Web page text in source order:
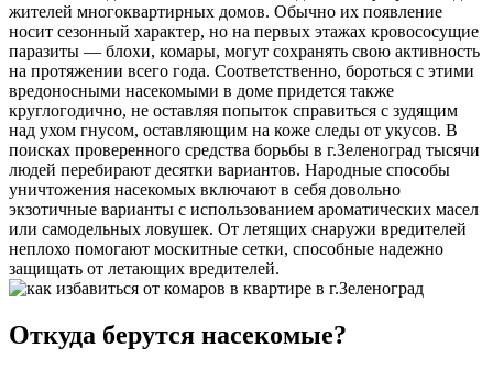
жителей многоквартирных домов. Обычно их появление
носит сезонный характер, но на первых этажах кровососущие
паразиты — блохи, комары, могут сохранять свою активность
на протяжении всего года. Соответственно, бороться с этими
вредоносными насекомыми в доме придется также
круглогодично, не оставляя попыток справиться с зудящим
над ухом гнусом, оставляющим на коже следы от укусов. В
поисках проверенного средства борьбы в г.Зеленоград тысячи
людей перебирают десятки вариантов. Народные способы
уничтожения насекомых включают в себя довольно
экзотичные варианты с использованием ароматических масел
или самодельных ловушек. От летящих снаружи вредителей
неплохо помогают москитные сетки, способные надежно
защищать от летающих вредителей.
Откуда берутся насекомые?